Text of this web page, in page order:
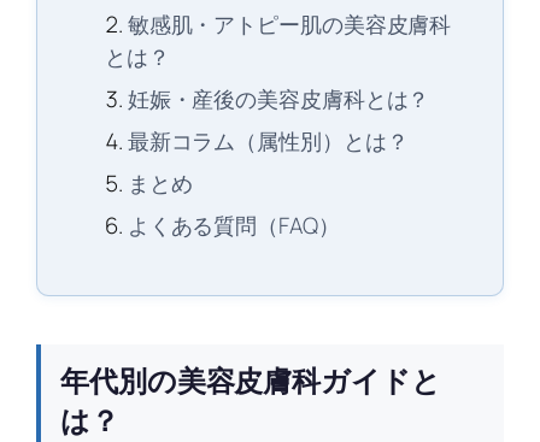
敏感肌・アトピー肌の美容皮膚科
とは？
妊娠・産後の美容皮膚科とは？
最新コラム（属性別）とは？
まとめ
よくある質問（FAQ）
年代別の美容皮膚科ガイドと
は？